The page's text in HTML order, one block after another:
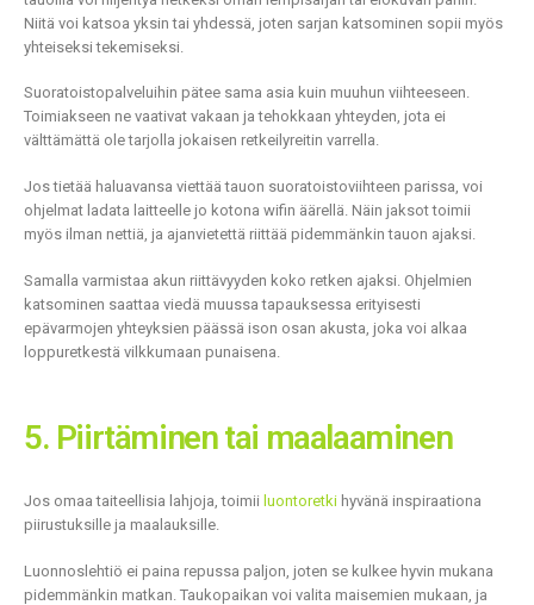
Niitä voi katsoa yksin tai yhdessä, joten sarjan katsominen sopii myös
yhteiseksi tekemiseksi.
Suoratoistopalveluihin pätee sama asia kuin muuhun viihteeseen.
Toimiakseen ne vaativat vakaan ja tehokkaan yhteyden, jota ei
välttämättä ole tarjolla jokaisen retkeilyreitin varrella.
Jos tietää haluavansa viettää tauon suoratoistoviihteen parissa, voi
ohjelmat ladata laitteelle jo kotona wifin äärellä. Näin jaksot toimii
myös ilman nettiä, ja ajanvietettä riittää pidemmänkin tauon ajaksi.
Samalla varmistaa akun riittävyyden koko retken ajaksi. Ohjelmien
katsominen saattaa viedä muussa tapauksessa erityisesti
epävarmojen yhteyksien päässä ison osan akusta, joka voi alkaa
loppuretkestä vilkkumaan punaisena.
5. Piirtäminen tai maalaaminen
Jos omaa taiteellisia lahjoja, toimii luontoretki hyvänä inspiraationa
piirustuksille ja maalauksille.
Luonnoslehtiö ei paina repussa paljon, joten se kulkee hyvin mukana
pidemmänkin matkan. Taukopaikan voi valita maisemien mukaan, ja